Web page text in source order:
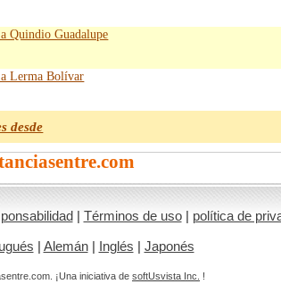
Quindio Guadalupe
Lerma Bolívar
desde
| Términos de uso| política de
| Alemán| Inglés | Japonés
¡Una iniciativa de softUsvista Inc. !